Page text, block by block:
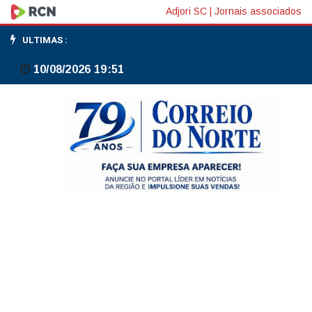
SP:
Defesa
Civil
temporais
Adjori SC Jornais associados
ULTIMAS :
10/08/2026 19:51